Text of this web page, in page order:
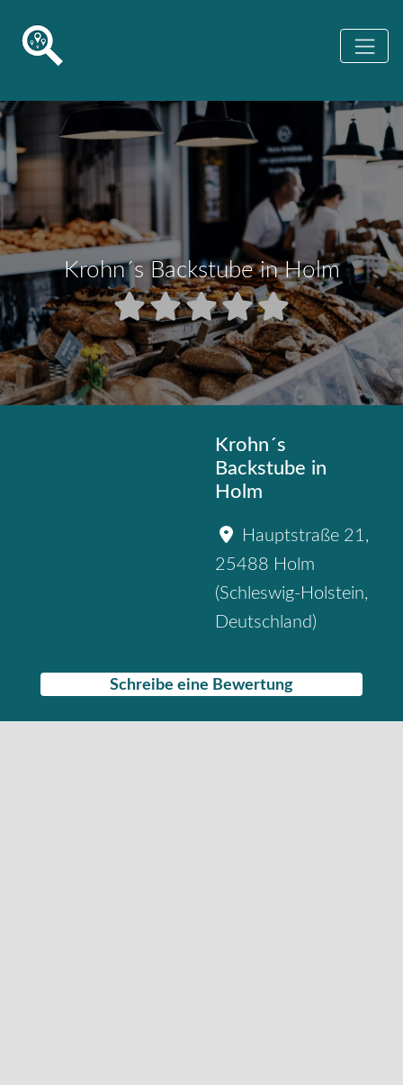
Krohn´s Backstube in Holm
Krohn´s
Backstube in
Holm
Hauptstraße 21,
25488 Holm
(Schleswig-Holstein,
Deutschland)
Schreibe eine Bewertung